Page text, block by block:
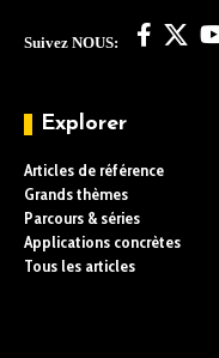
Suivez NOUS:
Explorer
Articles de référence
Grands thèmes
Parcours & séries
Applications concrètes
Tous les articles